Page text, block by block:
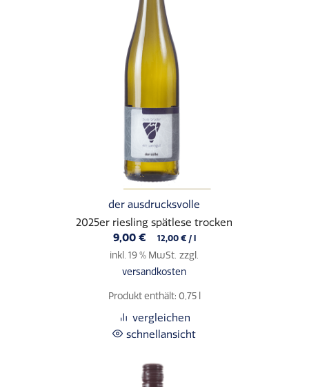
der ausdrucksvolle
2025er riesling spätlese trocken
9,00 € 12,00 €/ l
inkl. 19 % MwSt. zzgl.
versandkosten
Produkt enthält: 0,75
vergleichen
schnellansicht